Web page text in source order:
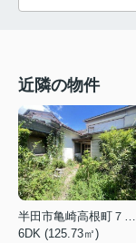
近隣の物件
半田市亀崎高根町７丁目
6DK (125.73㎡)